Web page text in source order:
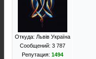
Откуда: Львів Україна
Сообщений: 3 787
Репутация: 1494